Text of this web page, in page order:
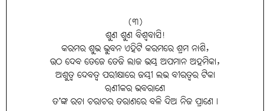
(୩)
ଶୁଣ ଶୁଣ ବିଶ୍ୱବାସି!
କରମର ଶୁଭ ଭୁବନ ଏହିଟି କରମରେ ଶ୍ରମ ନାଶି,
ଉଠ ଦେବ ତେଜେ ତେଜି ଲାଜ ଭୟ ଅପମାନ ଅହମିକା,
ଅଶୁତ୍ୱ ଦେବତ୍ୱ ପରୀକ୍ଷାରେ ଜୟୀ ଲଭ ବୀରତ୍ୱର ଟିକା
ଋଣୀକର ଭବରାଣେ
ତ’ଙ୍କ ରଚା ଚରାଚର ତରାଣରେ ବଳି ଦିଅ ନିଜ ପ୍ରାଣେ।